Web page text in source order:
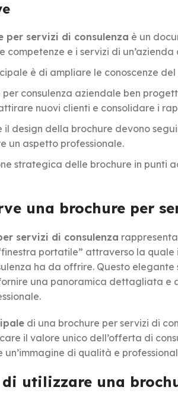
per servizi di consulenza è un
competenze e i servizi di un’azienda
è di ampliare le conoscenze
per consulenza aziendale ben
nuovi clienti e consolidare i
il design della brochure devono
un aspetto professionale.
strategica delle brochure in
una brochure per
servizi di consulenza
portatile” attraverso la quale
ha da offrire. Questo
una panoramica dettagliata e
di una brochure per servizi di
il valore unico dell’offerta di
un’immagine di qualità e
utilizzare una